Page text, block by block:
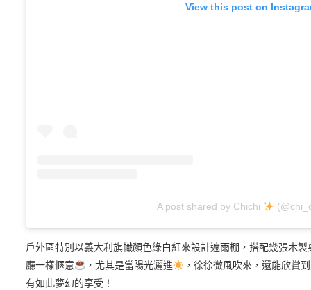
View this post on
A post shared by Chichi
戶外區特別以義大利旗幟顏色綠白紅來設計遮雨棚，搭配幾張木
廳一樣愜意
，尤其是當陽光灑進
，徐徐微風吹來，還能欣賞
有如此夢幻的享受！